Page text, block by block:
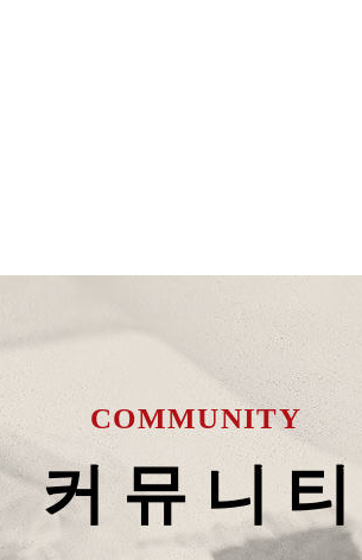
COMMUNITY
커 뮤 니 티